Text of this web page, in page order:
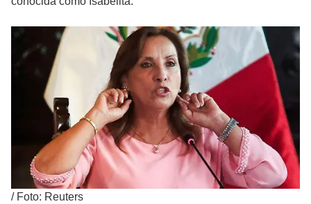
/ Foto: Reuters